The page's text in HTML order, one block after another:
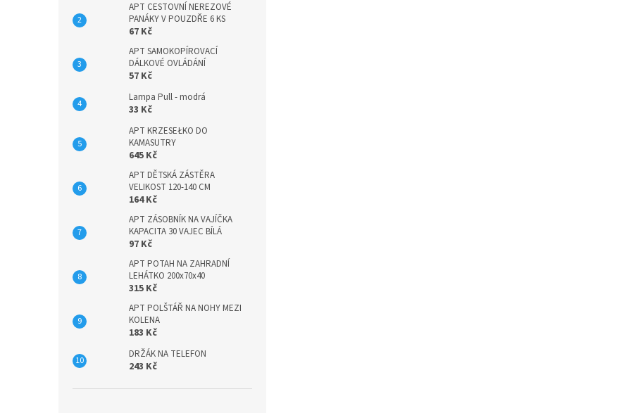
APT CESTOVNÍ NEREZOVÉ
PANÁKY V POUZDŘE 6 KS
67 Kč
APT SAMOKOPÍROVACÍ
DÁLKOVÉ OVLÁDÁNÍ
57 Kč
Lampa Pull - modrá
33 Kč
APT KRZESEŁKO DO
KAMASUTRY
645 Kč
APT DĚTSKÁ ZÁSTĚRA
VELIKOST 120-140 CM
164 Kč
APT ZÁSOBNÍK NA VAJÍČKA
KAPACITA 30 VAJEC BÍLÁ
97 Kč
APT POTAH NA ZAHRADNÍ
LEHÁTKO 200x70x40
315 Kč
APT POLŠTÁŘ NA NOHY MEZI
KOLENA
183 Kč
DRŽÁK NA TELEFON
243 Kč